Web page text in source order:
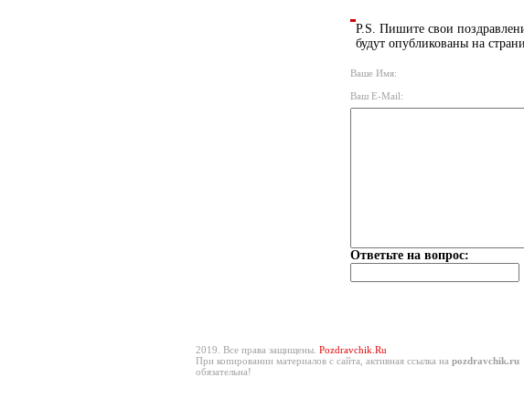
P.S. Пишите свои
будут опубликованы на
Ваше Имя:
Ваш E-Mail:
Ответьте на вопрос:
2019. Все права защищены. Pozdravchik.Ru
При копировании материалов с сайта, активная ссылка на pozdravchik.ru
обязательна!